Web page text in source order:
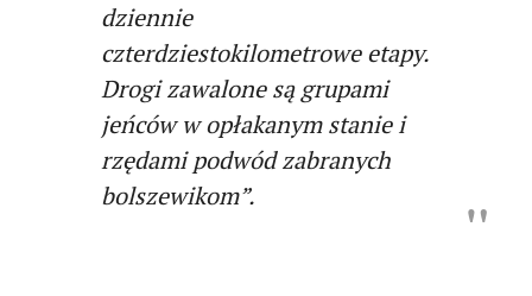
dziennie
czterdziestokilometrowe etapy.
Drogi zawalone są grupami
jeńców w opłakanym stanie i
rzędami podwód zabranych
bolszewikom”.